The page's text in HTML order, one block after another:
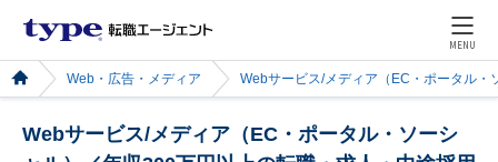
MENU
Web・広告・メディア Webサービス/メディア（EC・ポータル・
Webサービス/メディア（EC・ポータル・ソーシ